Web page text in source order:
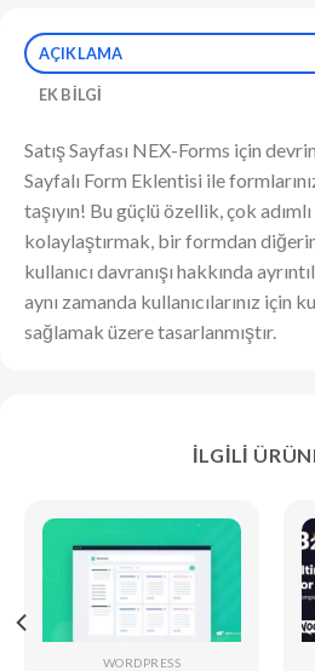
AÇIKLAMA
EK BILGI
Satış Sayfası NEX-Forms için
Sayfalı Form Eklentisi ile
taşıyın! Bu güçlü özellik, çok adımlı
kolaylaştırmak, bir formdan
kullanıcı davranışı hakkında
aynı zamanda kullanıcılarınız için
sağlamak üzere tasarlanmıştır.
İLGILI
WORDPRESS